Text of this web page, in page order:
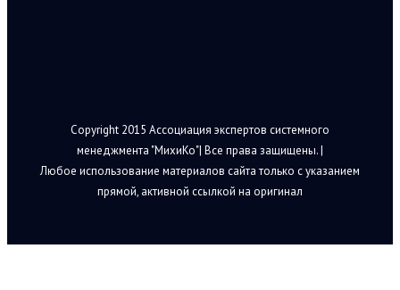
Copyright 2015 Ассоциация экспертов системного
менеджмента "МихиКо"| Все права защищены. |
Любое использование материалов сайта только с указанием
прямой, активной ссылкой на оригинал